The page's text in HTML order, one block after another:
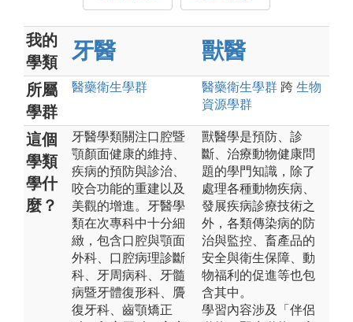
我的
學類
牙醫 獸醫
所屬
學群
醫藥衛生學群 醫藥衛生學群 跨 生物
資源學群
這個
學類
學什
麼？
牙醫學類關注口腔暨
顎顏面健康的維持、
疾病的預防與診治、
咬合功能的重建以及
美觀的增進。牙醫學
類在次專科中十分細
緻，包含口腔與顎面
外科、口腔病理診斷
科、牙周病科、牙髓
病暨牙體復形科、贗
復牙科、齒顎矯正
獸醫學是預防、診
斷、治療動物健康問
題的學門知識，除了
處理各種動物疾病、
發展疾病診療技術之
外，各類傳染病的防
治與監控、畜產品的
安全與衛生保障、動
物福利的促進等也包
含其中。
學習內容涉及「伴侶